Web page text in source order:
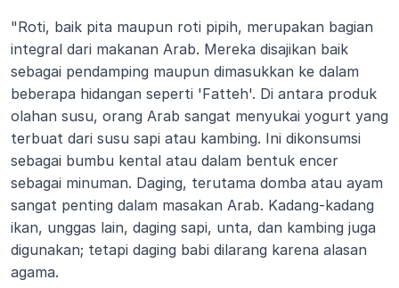
"Roti, baik pita maupun roti pipih, merupakan bagian
integral dari makanan Arab. Mereka disajikan baik
sebagai pendamping maupun dimasukkan ke dalam
beberapa hidangan seperti 'Fatteh'. Di antara produk
olahan susu, orang Arab sangat menyukai yogurt yang
terbuat dari susu sapi atau kambing. Ini dikonsumsi
sebagai bumbu kental atau dalam bentuk encer
sebagai minuman. Daging, terutama domba atau ayam
sangat penting dalam masakan Arab. Kadang-kadang
ikan, unggas lain, daging sapi, unta, dan kambing juga
digunakan; tetapi daging babi dilarang karena alasan
agama.